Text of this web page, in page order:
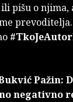
pišu o njima,
Pažin:
negativno